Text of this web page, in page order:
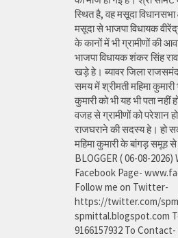
स्थित है, वह मसूदा
मसूदा से भाजपा विधायक
के कानों में भी ग्रामीणों की
भाजपा विधायक शंकर सिंह
खड़े हे। ब्यावर जिला
समय में श्रीमती महिमा
कुमारी को भी यह भी पता नहीं
वजह से ग्रामीणों को परेशान
राजघराने की सदस्य हे। हो
महिमा कुमारी के बांगड़ समूह
BLOGGER ( 06-08-
Facebook Page-
Follow me on Twitter-
https://twitter.com/
spmittal.blogspot.com
9166157932 To Contact-